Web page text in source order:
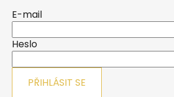
E-mail
Heslo
PŘIHLÁSIT SE